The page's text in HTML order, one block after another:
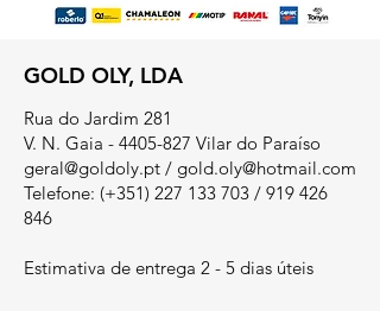
GOLD OLY, LDA
Rua do Jardim 281
V. N. Gaia - 4405-827 Vilar do Paraíso
geral@goldoly.pt / gold.oly@hotmail.com
Telefone: (+351) 227 133 703 / 919 426
846
Estimativa de entrega 2 - 5 dias úteis